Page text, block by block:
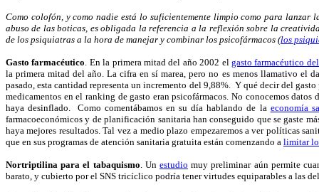
Como colofón, y como nadie está lo suficientemente limpio como para lanzar
abuso de las boticas, es obligada la referencia a la reflexión sobre la
de los psiquiatras a la hora de manejar y combinar los psicofármacos (los
Gasto farmacéutico . En la primera mitad del año 2002 elgasto farmacéutico
la primera mitad del año. La cifra en sí marea, pero no es menos llamativo el
pasado, esta cantidad representa un incremento del 9,88%. Y qué decir del
medicamentos en el ranking de gasto eran psicofármacos. No conocemos datos
haya desinflado. Como comentábamos en su día hablando de la economía
farmacoeconómicos y de planificación sanitaria han conseguido que se gaste
haya mejores resultados. Tal vez a medio plazo empezaremos a ver políticas
que en sus programas de atención sanitaria gratuita están comenzando a limitar
Nortriptilina para el tabaquismo . Un estudio muy preliminar aún permite
barato, y cubierto por el SNS tricíclico podría tener virtudes equiparables a las